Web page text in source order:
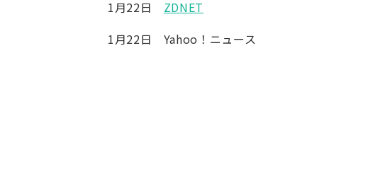
1月22日 ZDNET
1月22日 Yahoo！ニュース